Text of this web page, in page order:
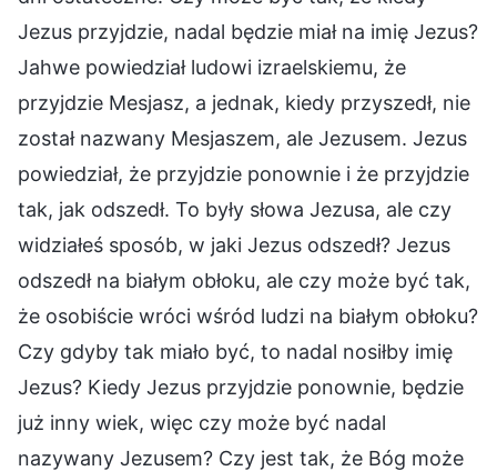
Jezus przyjdzie, nadal będzie miał na imię Jezus?
Jahwe powiedział ludowi izraelskiemu, że
przyjdzie Mesjasz, a jednak, kiedy przyszedł, nie
został nazwany Mesjaszem, ale Jezusem. Jezus
powiedział, że przyjdzie ponownie i że przyjdzie
tak, jak odszedł. To były słowa Jezusa, ale czy
widziałeś sposób, w jaki Jezus odszedł? Jezus
odszedł na białym obłoku, ale czy może być tak,
że osobiście wróci wśród ludzi na białym obłoku?
Czy gdyby tak miało być, to nadal nosiłby imię
Jezus? Kiedy Jezus przyjdzie ponownie, będzie
już inny wiek, więc czy może być nadal
nazywany Jezusem? Czy jest tak, że Bóg może